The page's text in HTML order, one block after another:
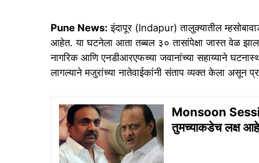
Pune News: इंदापूर (Indapur) तालुक्यातील
आहेत. या घटनेला आता तब्बल ३० तासांपेक्षा जास्त वेळ
नागरिक आणि एनडीआरएफच्या जवानांच्या सहाय्याने
लागल्याने मजुरांच्या नातेवाईकांनी संताप व्यक्त केला असून
Monsoon
तुमच्याकडेच लक्ष